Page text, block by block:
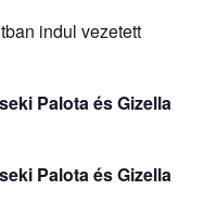
indul vezetett
Palota és Gizella
Palota és Gizella